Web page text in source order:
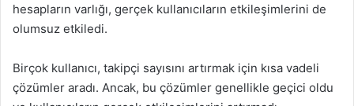
hesapların varlığı, gerçek kullanıcıların etkileşimlerini de
olumsuz etkiledi.
Birçok kullanıcı, takipçi sayısını artırmak için kısa vadeli
çözümler aradı. Ancak, bu çözümler genellikle geçici oldu